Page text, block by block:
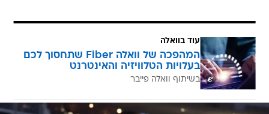
עוד בוואלה
המהפכה של וואלה Fiber שתחסוך לכם
בעלויות הטלוויזיה והאינטרנט
בשיתוף וואלה פייבר